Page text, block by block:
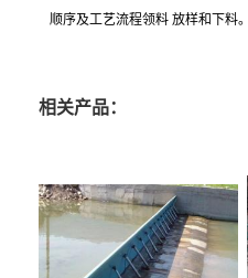
顺序及工艺流程领料 放样和下料。
相关产品：